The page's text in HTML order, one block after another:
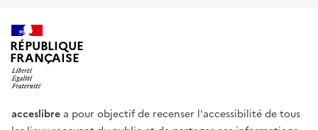
RÉPUBLIQUE
FRANÇAISE
acceslibre a pour objectif de recenser l'accessibilité de tous